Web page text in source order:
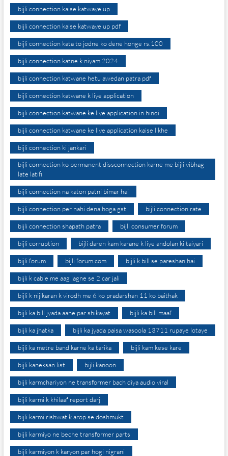
bijli connection kaise katwaye up
bijli connection kaise katwaye up pdf
bijli connection kata to jodne ko dene honge rs.100
bijli connection katne k niyam 2024
bijli connection katwane hetu awedan patra pdf
bijli connection katwane k liye application
bijli connection katwane ke liye application in hindi
bijli connection katwane ke liye application kaise likhe
bijli connection ki jankari
bijli connection ko permanent dissconnection karne me bijli vibhag
late latifi
bijli connection na katon patni bimar hai
bijli connection per nahi dena hoga gst bijli connection rate
bijli connection shapath patra bijli consumer forum
bijli corruption bijli daren kam karane k liye andolan ki taiyari
bijli forum bijli forum.com bijli k bill se pareshan hai
bijli k cable me aag lagne se 2 car jali
bijli k nijikaran k virodh me 6 ko pradarshan 11 ko baithak
bijli ka bill jyada aane par shikayat bijli ka bill maaf
bijli ka jhatka bijli ka jyada paisa wasoola 13711 rupaye lotaye
bijli ka metre band karne ka tarika bijli kam kese kare
bijli kaneksan list bijli kanoon
bijli karmchariyon ne transformer bach diya audio viral
bijli karmi k khilaaf report darj
bijli karmi rishwat k arop se doshmukt
bijli karmiyo ne beche transformer parts
bijli karmiyon k karyon par hogi nigrani